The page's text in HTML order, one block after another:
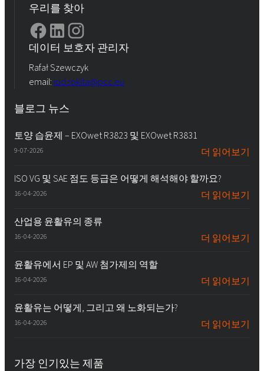
우리를 찾아
데이터 보호자 관리자
Rafał Szewczyk
email: iod.rokita@pcc.eu
블로그 뉴스
토양 습윤제 – EXOwet R3823 및 EXOwet R3831
9-07-2026 더 읽어보기
ISO VG 및 SAE 점도 등급은 어떻게 해석해야 할까요?
16-04-2026 더 읽어보기
산업용 윤활유의 종류
16-04-2026 더 읽어보기
윤활유에서 EP 및 AW 첨가제의 역할
16-04-2026 더 읽어보기
윤활유는 어떻게, 그리고 왜 노화되는가?
16-04-2026 더 읽어보기
가장 인기있는 제품